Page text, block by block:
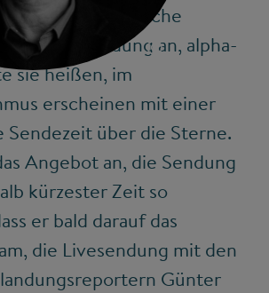
©
ihm der Bayerische
eigene Sendung an, alpha-
sie heißen, im
erscheinen mit einer
über die Sterne.
Angebot an, die Sendung
kürzester Zeit so
er bald darauf das
die Livesendung mit den
Günter